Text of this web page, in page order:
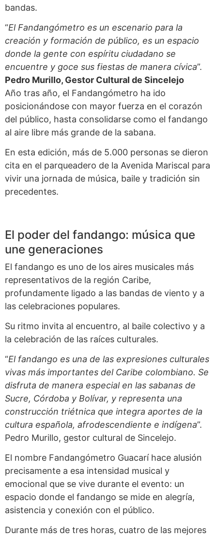
bandas.
“El Fandangómetro es un escenario para la
creación y formación de público, es un espacio
donde la gente con espíritu ciudadano se
encuentre y goce sus fiestas de manera cívica”.
Pedro Murillo, Gestor Cultural de Sincelejo
Año tras año, el Fandangómetro ha ido
posicionándose con mayor fuerza en el corazón
del público, hasta consolidarse como el fandango
al aire libre más grande de la sabana.
En esta edición, más de 5.000 personas se dieron
cita en el parqueadero de la Avenida Mariscal para
vivir una jornada de música, baile y tradición sin
precedentes.
El poder del fandango: música que
une generaciones
El fandango es uno de los aires musicales más
representativos de la región Caribe,
profundamente ligado a las bandas de viento y a
las celebraciones populares.
Su ritmo invita al encuentro, al baile colectivo y a
la celebración de las raíces culturales.
“El fandango es una de las expresiones culturales
vivas más importantes del Caribe colombiano. Se
disfruta de manera especial en las sabanas de
Sucre, Córdoba y Bolívar, y representa una
construcción triétnica que integra aportes de la
cultura española, afrodescendiente e indígena”.
Pedro Murillo, gestor cultural de Sincelejo.
El nombre Fandangómetro Guacarí hace alusión
precisamente a esa intensidad musical y
emocional que se vive durante el evento: un
espacio donde el fandango se mide en alegría,
asistencia y conexión con el público.
Durante más de tres horas, cuatro de las mejores